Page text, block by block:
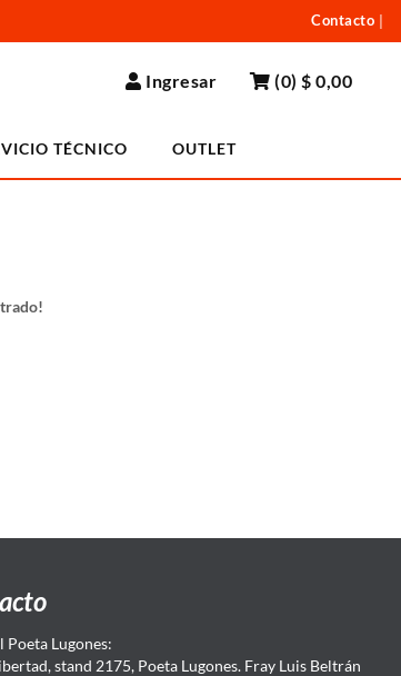
Contacto
Ingresar (0)$ 0,00
TÉCNICO OUTLET
Poeta Lugones:
stand 2175, Poeta Lugones. Fray Luis Beltrán